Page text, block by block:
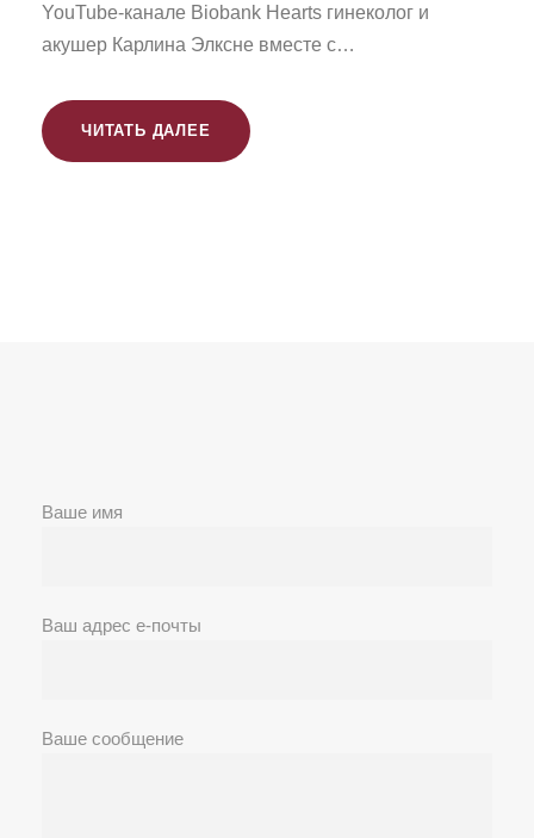
YouTube-канале Biobank Hearts гинеколог и
акушер Карлина Элксне вместе с…
ЧИТАТЬ ДАЛЕЕ
Ваше имя
Ваш адрес е-почты
Ваше сообщение